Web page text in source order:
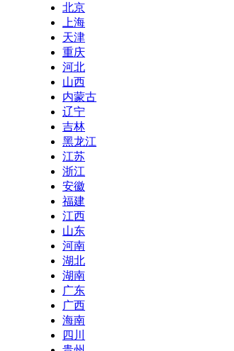
北京
上海
天津
重庆
河北
山西
内蒙古
辽宁
吉林
黑龙江
江苏
浙江
安徽
福建
江西
山东
河南
湖北
湖南
广东
广西
海南
四川